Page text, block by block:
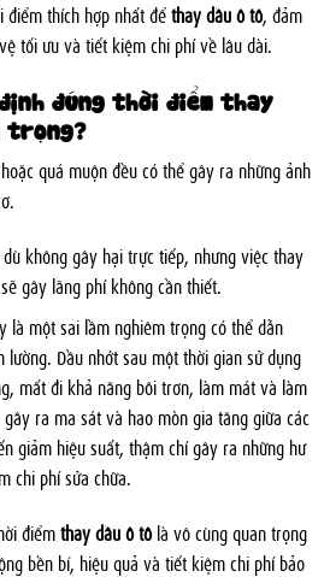
thích hợp nhất đểthay dầu ô tô, đảm
tối ưu và tiết kiệm chi phí về lâu dài.
đúng thời điểm thay
trọng?
quá muộn đều có thể gây ra những ảnh
không gây hại trực tiếp, nhưng việc thay
gây lãng phí không cần thiết.
là một sai lầm nghiêm trọng có thể dẫn
lường. Dầu nhớt sau một thời gian sử dụng
mất đi khả năng bôi trơn, làm mát và làm
ra ma sát và hao mòn gia tăng giữa các
giảm hiệu suất, thậm chí gây ra những hư
chi phí sửa chữa.
điểmthay dầu ô tôlà vô cùng quan trọng
bền bỉ, hiệu quả và tiết kiệm chi phí bảo